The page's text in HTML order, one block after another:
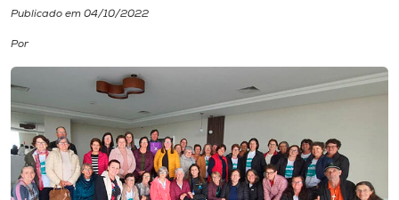
Cultura
CPA
Biblioteca
Publicado em 04/10/2022
Por